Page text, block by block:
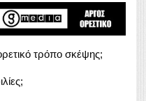
τρόπο σκέψης;